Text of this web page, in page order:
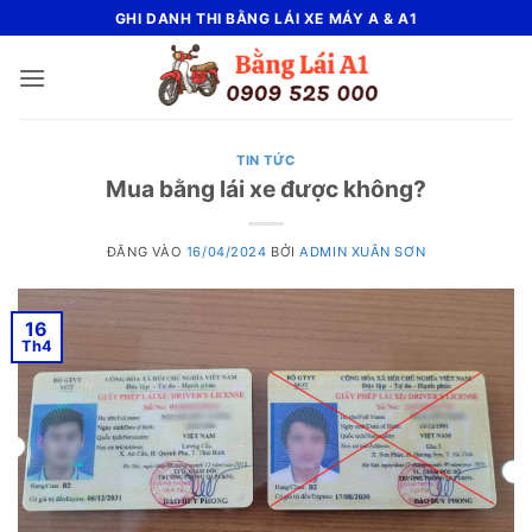
qua
nội
GHI DANH THI BẰNG LÁI XE MÁY A & A1
TIN TỨC
Mua bằng lái xe được không?
ĐĂNG VÀO 16/04/2024 BỞIADMIN XUÂN SƠN
16
Th4